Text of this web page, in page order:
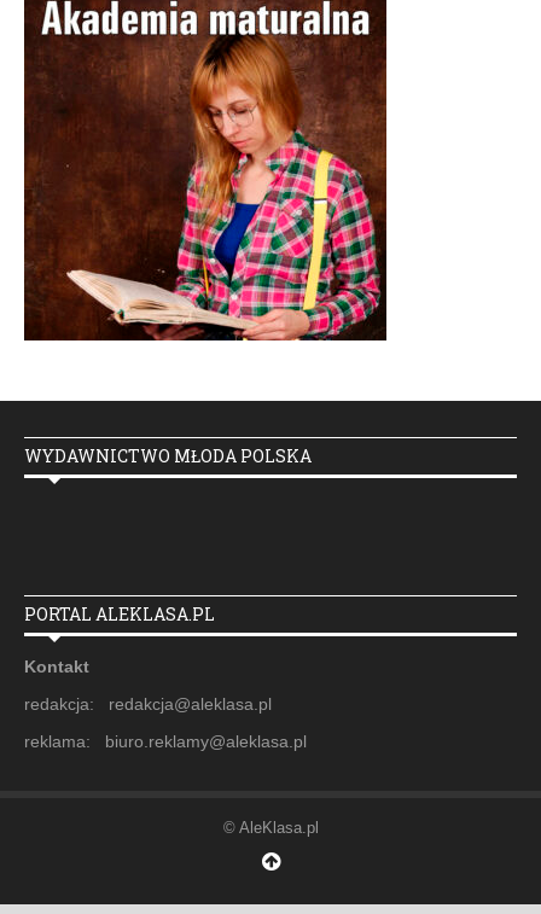
WYDAWNICTWO MŁODA POLSKA
PORTAL ALEKLASA.PL
Kontakt
redakcja: redakcja@aleklasa.pl
reklama: biuro.reklamy@aleklasa.pl
© AleKlasa.pl